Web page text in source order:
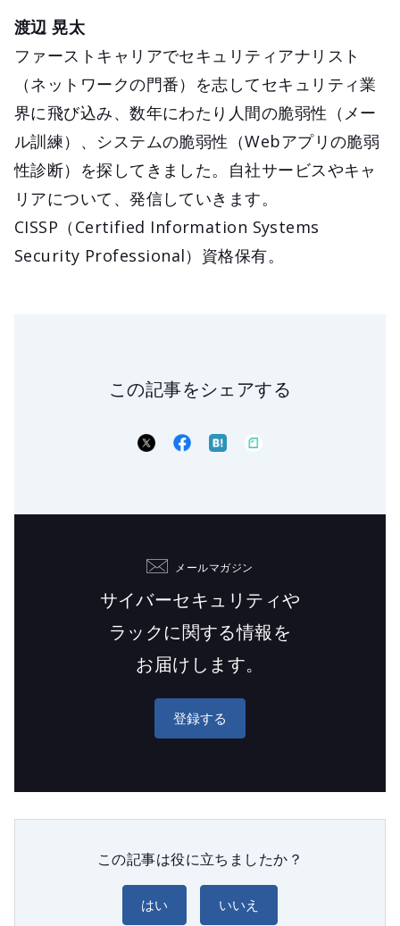
渡辺 晃太
ファーストキャリアでセキュリティアナリスト
（ネットワークの門番）を志してセキュリティ業
界に飛び込み、数年にわたり人間の脆弱性（メー
ル訓練）、システムの脆弱性（Webアプリの脆弱
性診断）を探してきました。自社サービスやキャ
リアについて、発信していきます。
CISSP（Certified Information Systems
Security Professional）資格保有。
この記事をシェアする
メールマガジン
サイバーセキュリティや
ラックに関する情報を
お届けします。
登録する
この記事は役に立ちましたか？
はい いいえ